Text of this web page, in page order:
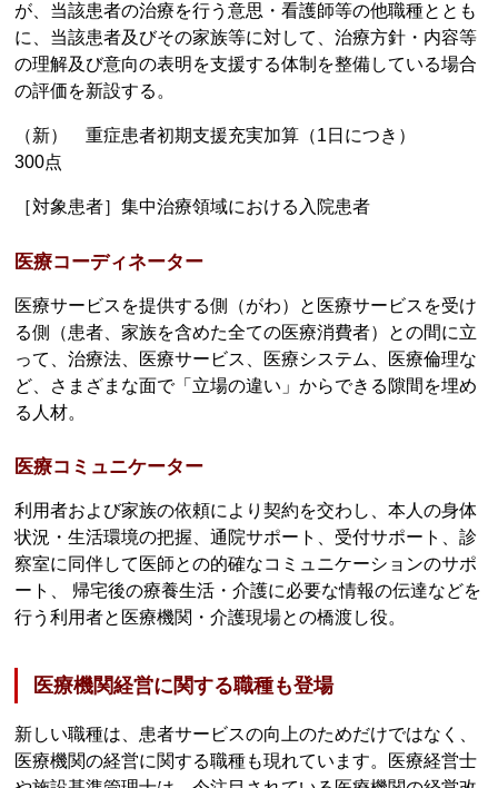
が、当該患者の治療を行う意思・看護師等の他職種ととも
に、当該患者及びその家族等に対して、治療方針・内容等
の理解及び意向の表明を支援する体制を整備している場合
の評価を新設する。
（新） 重症患者初期支援充実加算（1日につき）
300点
［対象患者］集中治療領域における入院患者
医療コーディネーター
医療サービスを提供する側（がわ）と医療サービスを受け
る側（患者、家族を含めた全ての医療消費者）との間に立
って、治療法、医療サービス、医療システム、医療倫理な
ど、さまざまな面で「立場の違い」からできる隙間を埋め
る人材。
医療コミュニケーター
利用者および家族の依頼により契約を交わし、本人の身体
状況・生活環境の把握、通院サポート、受付サポート、診
察室に同伴して医師との的確なコミュニケーションのサポ
ート、 帰宅後の療養生活・介護に必要な情報の伝達などを
行う利用者と医療機関・介護現場との橋渡し役。
医療機関経営に関する職種も登場
新しい職種は、患者サービスの向上のためだけではなく、
医療機関の経営に関する職種も現れています。医療経営士